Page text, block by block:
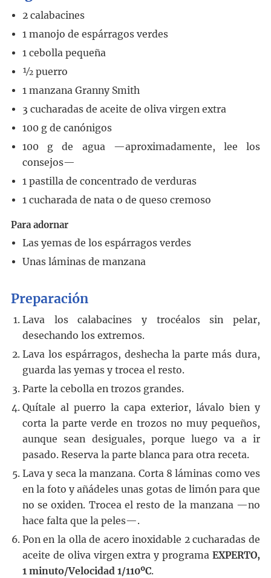
2 calabacines
1 manojo de espárragos verdes
1 cebolla pequeña
½ puerro
1 manzana Granny Smith
3 cucharadas de aceite de oliva virgen extra
100 g de canónigos
100
g
de agua —aproximadamente, lee los
consejos—
1 pastilla de concentrado de verduras
1 cucharada de nata o de queso cremoso
Para adornar
Las yemas de los espárragos verdes
Unas láminas de manzana
Preparación
Lava los calabacines y trocéalos sin pelar,
desechando los extremos.
Lava los espárragos, deshecha la parte más dura,
guarda las yemas y trocea el resto.
Parte la cebolla en trozos grandes.
Quítale al puerro la capa exterior, lávalo bien y
corta la parte verde en trozos no muy pequeños,
aunque sean desiguales, porque luego va a ir
pasado. Reserva la parte blanca para otra receta.
Lava y seca la manzana. Corta 8 láminas como ves
en la foto y añádeles unas gotas de limón para que
no se oxiden. Trocea el resto de la manzana —no
hace falta que la peles—.
Pon en la olla de acero inoxidable 2 cucharadas de
aceite de oliva virgen extra y programaEXPERTO,
1 minuto/Velocidad 1/110ºC.